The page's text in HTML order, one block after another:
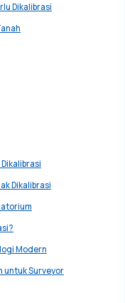
Dikalibrasi
Dikalibrasi
Modern
untuk Surveyor